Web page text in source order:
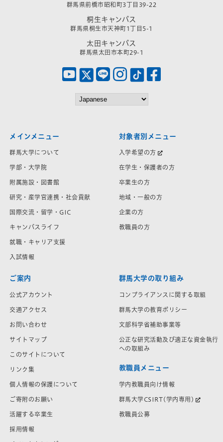
群馬県前橋市昭和町3丁目39-22
桐生キャンパス
群馬県桐生市天神町1丁目5-1
太田キャンパス
群馬県太田市本町29-1
メインメニュー
群馬大学について
学部・大学院
附属施設・図書館
研究・産学官連携・社会貢献
国際交流・留学・GIC
キャンパスライフ
就職・キャリア支援
入試情報
対象者別メニュー
入学希望の方
在学生・保護者の方
卒業生の方
地域・一般の方
企業の方
教職員の方
ご案内
公式アカウント
交通アクセス
お問い合わせ
サイトマップ
このサイトについて
リンク集
個人情報の保護について
ご寄附のお願い
活躍する卒業生
採用情報
群馬大学の取り組み
コンプライアンスに関する取組
群馬大学の教育ポリシー
文部科学省補助事業等
公正な研究活動及び適正な資金執行
への取組み
教職員メニュー
学内教職員向け情報
群馬大学CSIRT(学内専用)
教職員公募